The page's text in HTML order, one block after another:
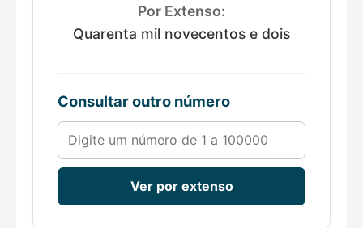
Por Extenso:
Quarenta mil novecentos e dois
Consultar outro número
Número de 1 a 100000
Ver por extenso